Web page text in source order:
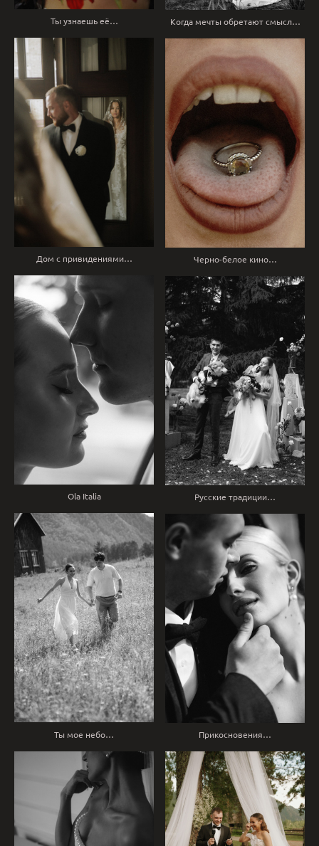
Ты узнаешь её… Когда мечты обретают смысл…
Дом с привидениями… Черно-белое кино…
Ola Italia Русские традиции…
Ты мое небо… Прикосновения…